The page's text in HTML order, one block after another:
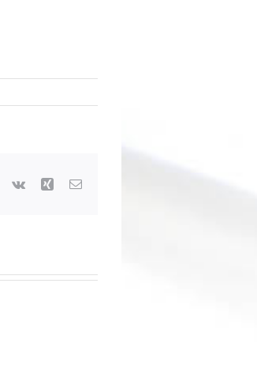
Pinterest
Vk Xing Email: